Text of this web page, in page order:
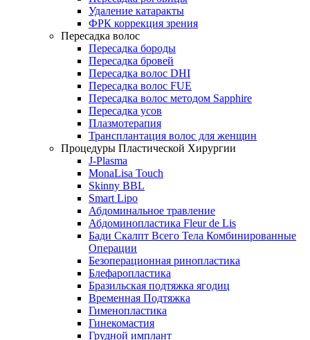
Удаление катаракты
ФРК коррекция зрения
Пересадка волос
Пересадка бороды
Пересадка бровей
Пересадка волос DHI
Пересадка волос FUE
Пересадка волос методом Sapphire
Пересадка усов
Плазмотерапия
Трансплантация волос для женщин
Процедуры Пластической Хирургии
J-Plasma
MonaLisa Touch
Skinny BBL
Smart Lipo
Абдоминальное травление
Абдоминопластика Fleur de Lis
Бади Скалпт Всего Тела Комбинированные
Операции
Безоперационная ринопластика
Блефаропластика
Бразильская подтяжка ягодиц
Временная Подтяжка
Гименопластика
Гинекомастия
Грудной имплант